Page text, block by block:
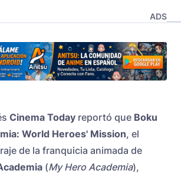
ADS
Cinema Today reportó que Boku
World Heroes' Mission, el
de la franquicia animada de
(My Hero Academia),